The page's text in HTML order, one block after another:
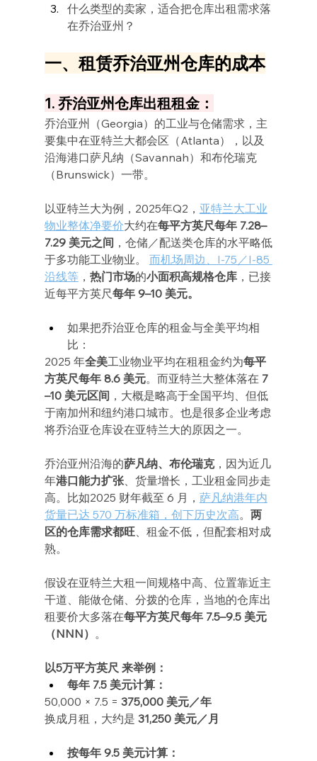
什么类型的卖家，适合把仓库出租需求落
在乔治亚州？
一、租赁乔治亚州仓库的成本
1. 乔治亚州仓库出租租金：
乔治亚州（Georgia）的工业与仓储需求，主
要集中在亚特兰大都会区（Atlanta），以及
沿海港口萨凡纳（Savannah）和布伦瑞克
（Brunswick）一带。
以亚特兰大为例，2025年Q2， 亚特兰大工业
物业整体净要价大约在每平方英尺每年 7.28–
7.29 美元之间 ，仓储／配送类仓库的水平略低
于多功能工业物业。 而机场周边、I-75／I-85
沿线等， 热门市场的小面积高规格仓库，已接
近每平方英尺每年 9–10 美元。
如果把乔治亚仓库的租金与全美平均相
比：
2025 年全美工业物业平均在租租金约为每平
方英尺每年 8.6 美元。而亚特兰大整体落在 7
–10 美元区间 ，大概是略高于全国平均、但低
于南加州和纽约港口城市。也是很多企业考虑
将乔治亚仓库设在亚特兰大的原因之一。
乔治亚州沿海的萨凡纳、布伦瑞克，因为近几
年港口能力扩张、货量增长，工业租金同步走
高。比如2025 财年截至 6 月， 萨凡纳港年内
货量已达 570 万标准箱，创下历史次高。 两
区的仓库需求都旺、租金不低，但配套相对成
熟。
假设在亚特兰大租一间规格中高、位置靠近主
干道、能做仓储、分拨的仓库，当地的仓库出
租要价大多落在每平方英尺每年 7.5–9.5 美元
（NNN） 。
以5万平方英尺 来举例：
每年 7.5 美元计算：
50,000 × 7.5 = 375,000 美元／年
换成月租，大约是 31,250 美元／月
按每年 9.5 美元计算：